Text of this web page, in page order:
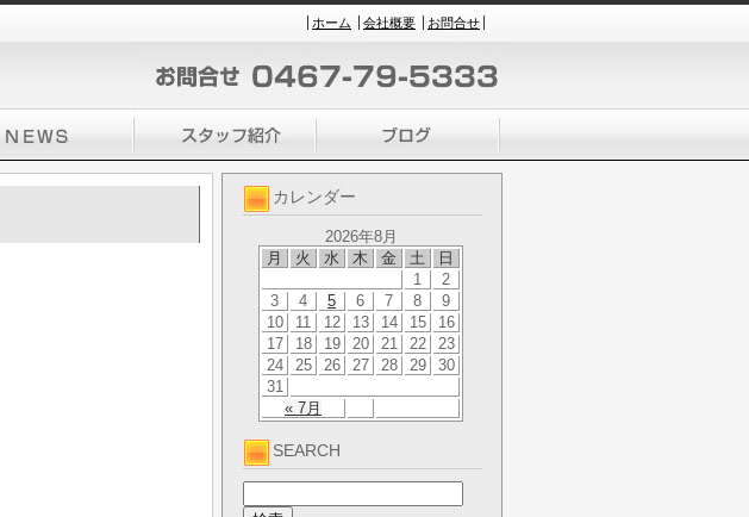
ホーム 会社概要 お問合せ
カレンダー
2026年8月
月
火 水 木 金 土 日
« 7月
1
2
3
4 5 6 7 8
9
10
11 12 13 14 15
16
17
18 19 20 21 22
23
24
25 26 27 28 29
30
31
SEARCH